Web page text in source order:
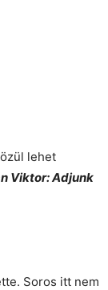
lehet
Viktor: Adjunk
Soros itt nem